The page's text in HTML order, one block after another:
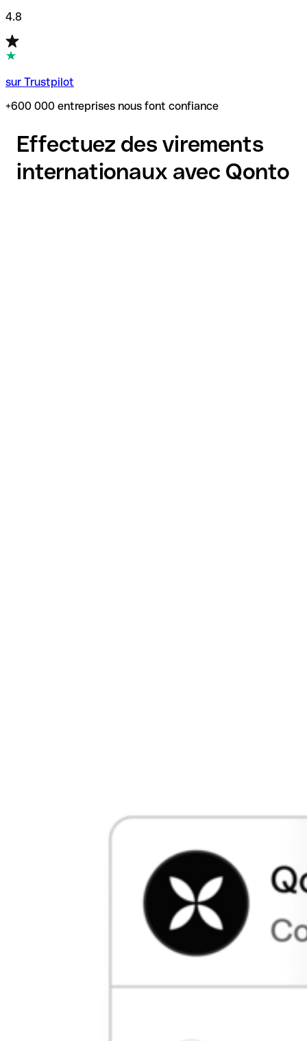
4.8
sur Trustpilot
+600 000 entreprises nous font confiance
Effectuez des virements
internationaux avec Qonto